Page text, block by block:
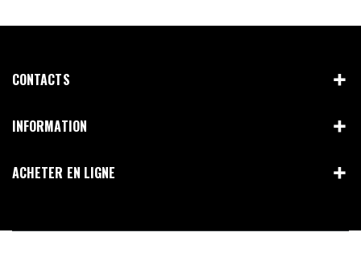
CONTACTS
INFORMATION
ACHETER EN LIGNE